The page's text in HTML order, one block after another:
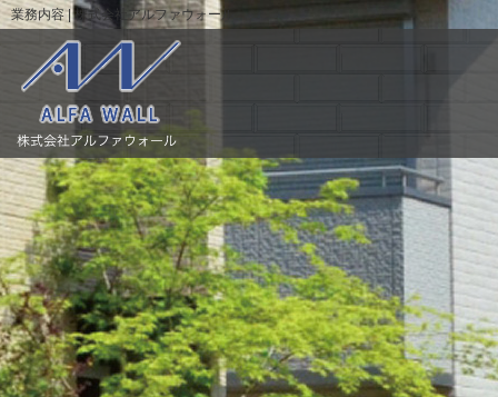
業務内容 | 株式会社アルファウォール